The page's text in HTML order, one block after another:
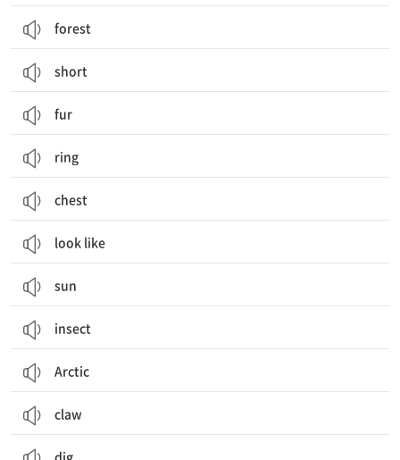
forest
short
fur
ring
chest
look like
sun
insect
Arctic
claw
dig